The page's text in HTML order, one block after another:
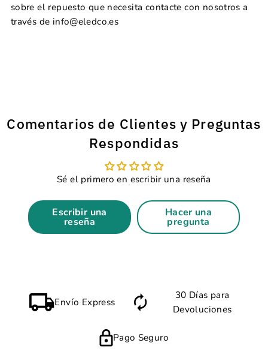
sobre el repuesto que necesita contacte con nosotros a
través de info@eledco.es
Comentarios de Clientes y Preguntas
Respondidas
Sé el primero en escribir una reseña
Escribir una
reseña
Hacer una
pregunta
Envío Express
30 Días para
Devoluciones
Pago Seguro